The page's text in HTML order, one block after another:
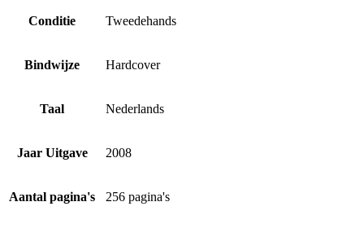
Conditie Tweedehands
Bindwijze Hardcover
Taal Nederlands
Jaar Uitgave 2008
Aantal pagina's 256 pagina's